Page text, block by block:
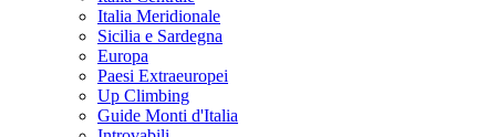
Italia Meridionale
Sicilia e Sardegna
Europa
Paesi Extraeuropei
Up Climbing
Guide Monti d'Italia